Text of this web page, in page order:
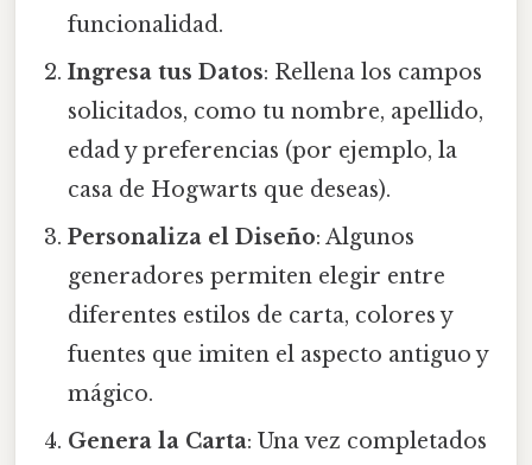
funcionalidad.
Ingresa tus Datos: Rellena los campos
solicitados, como tu nombre, apellido,
edad y preferencias (por ejemplo, la
casa de Hogwarts que deseas).
Personaliza el Diseño: Algunos
generadores permiten elegir entre
diferentes estilos de carta, colores y
fuentes que imiten el aspecto antiguo y
mágico.
Genera la Carta: Una vez completados